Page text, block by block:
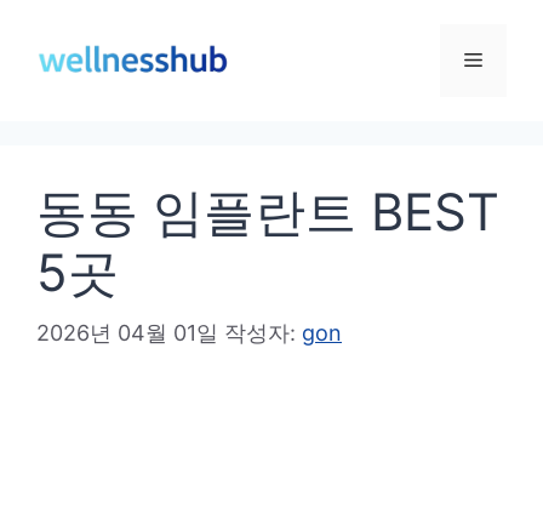
메
동동 임플란트 BEST
5곳
2026년 04월 01일 작성자: gon